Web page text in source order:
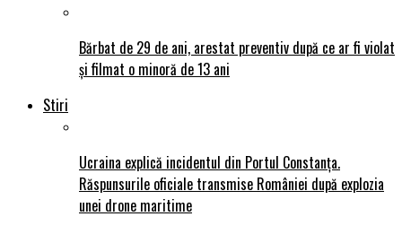
Bărbat de 29 de ani, arestat preventiv după ce ar fi violat
și filmat o minoră de 13 ani
Stiri
Ucraina explică incidentul din Portul Constanța.
Răspunsurile oficiale transmise României după explozia
unei drone maritime